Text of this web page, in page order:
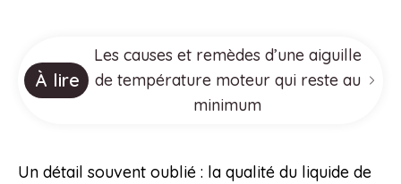
À lire
Les causes et remèdes d’une aiguille
de température moteur qui reste au
minimum
Un détail souvent oublié : la qualité du liquide de